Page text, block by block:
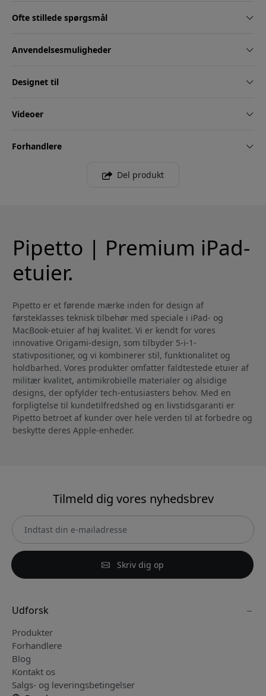
Ofte stillede spørgsmål
Anvendelsesmuligheder
Designet til
Videoer
Forhandlere
Del produkt
Pipetto | Premium iPad-
etuier.
Pipetto er et førende mærke inden for design af
førsteklasses teknisk tilbehør med speciale i iPad- og
MacBook-etuier af høj kvalitet. Vi er kendt for vores
innovative Origami-design, som tilbyder 5-i-1-
stativpositioner, og vi kombinerer stil, funktionalitet og
holdbarhed. Vores produkter omfatter faldtestede etuier af
militær kvalitet, antimikrobielle materialer og alsidige
designs, der opfylder tech-entusiasters behov. Med en
forpligtelse til kundetilfredshed og en livstidsgaranti er
Pipetto betroet af kunder over hele verden til at forbedre og
beskytte deres Apple-enheder.
Tilmeld dig vores nyhedsbrev
Skriv dig op
Udforsk
Produkter
Forhandlere
Blog
Kontakt os
Salgs- og leveringsbetingelser